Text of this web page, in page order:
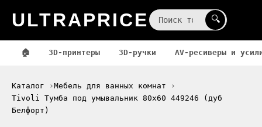
ULTRAPRICE 🔍
🏠 3D-принтеры 3D-ручки AV-ресиверы и
Каталог
Мебель для ванных комнат
Tivoli Тумба под умывальник 80х60 449246 (дуб
Белфорт)